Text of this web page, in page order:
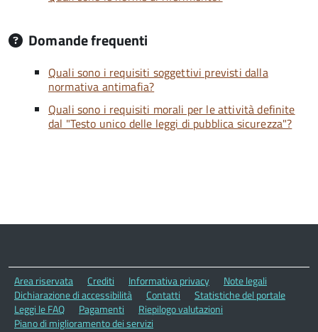
Domande frequenti
Quali sono i requisiti soggettivi previsti dalla
normativa antimafia?
Quali sono i requisiti morali per le attività definite
dal "Testo unico delle leggi di pubblica sicurezza"?
Area riservata Crediti Informativa privacy
Note legali
Dichiarazione di accessibilità
Contatti
Statistiche del portale
Leggi le FAQ
Pagamenti
Riepilogo valutazioni
Piano di miglioramento dei servizi